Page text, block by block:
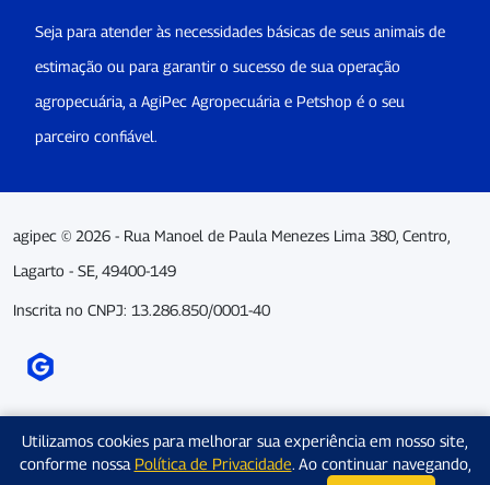
Seja para atender às necessidades básicas de seus animais de
estimação ou para garantir o sucesso de sua operação
agropecuária, a AgiPec Agropecuária e Petshop é o seu
parceiro confiável.
agipec © 2026 - Rua Manoel de Paula Menezes Lima 380, Centro,
Lagarto - SE, 49400-149
Inscrita no CNPJ: 13.286.850/0001-40
Utilizamos cookies para melhorar sua experiência em nosso site,
conforme nossa Política de Privacidade. Ao continuar navegando,